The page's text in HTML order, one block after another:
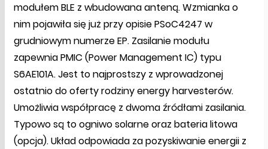
modułem BLE z wbudowana anteną. Wzmianka o
nim pojawiła się już przy opisie PSoC4247 w
grudniowym numerze EP. Zasilanie modułu
zapewnia PMIC (Power Management IC) typu
S6AE101A. Jest to najprostszy z wprowadzonej
ostatnio do oferty rodziny energy harvesterów.
Umożliwia współpracę z dwoma źródłami zasilania.
Typowo są to ogniwo solarne oraz bateria litowa
(opcja). Układ odpowiada za pozyskiwanie energii z